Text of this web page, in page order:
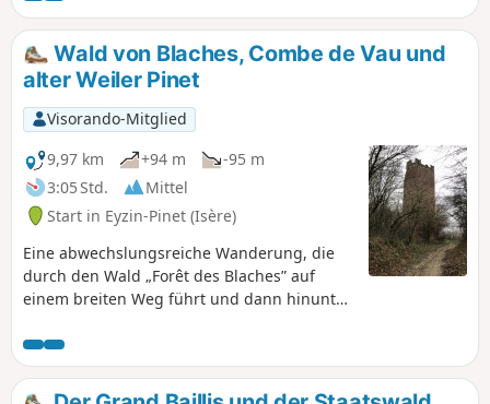
Wald von Blaches, Combe de Vau und
alter Weiler Pinet
Visorando-Mitglied
9,97 km
+94 m
-95 m
3:05 Std.
Mittel
Start in Eyzin-Pinet (Isère)
Eine abwechslungsreiche Wanderung, die
durch den Wald „Forêt des Blaches” auf
einem breiten Weg führt und dann hinunter
seinen sehr ästhetischen Hügeln. Der
Rückweg führt durch den alten Weiler Pinet,
wo es einige historische